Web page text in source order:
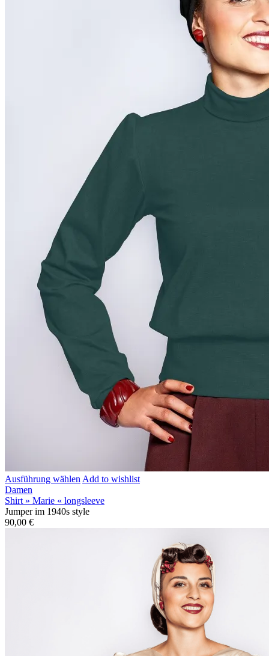
Ausführung wählen Add to wishlist
Damen
Shirt » Marie « longsleeve
Jumper im 1940s style
90,00 €